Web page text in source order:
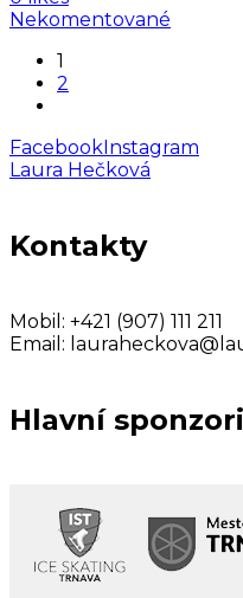
Nekomentované
1
2
FacebookInstagram
Laura Hečková
Kontakty
Mobil: +421 (907) 111 211
Email:
Hlavní sponzori